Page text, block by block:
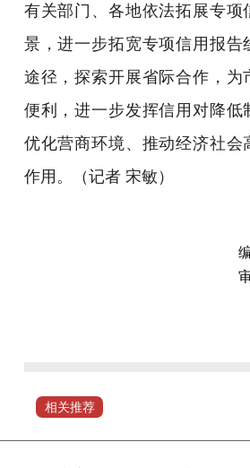
有关部门、各地依法拓展专项
景，进一步拓宽专项信用报告
途径，探索开展省际合作，为
便利，进一步发挥信用对降低
优化营商环境、推动经济社会
作用。
（记者 宋敏）
（河
南）”网
站
相关推荐